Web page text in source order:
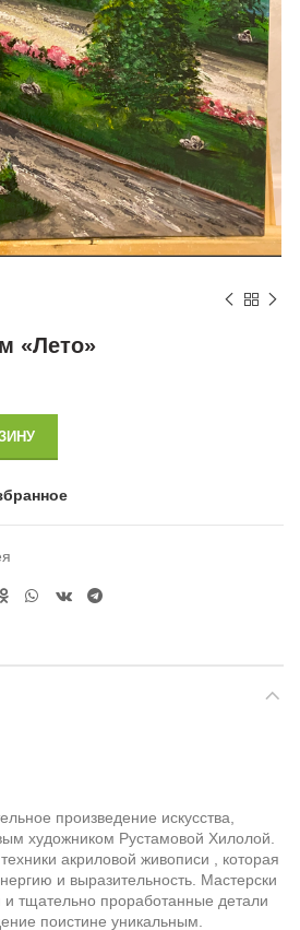
«Лето»
произведение искусства,
художником Рустамовой Хилолой.
акриловой живописи , которая
и выразительность. Мастерски
тщательно проработанные детали
поистине уникальным.